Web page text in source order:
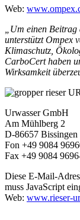
Web:
„Um einen
unterstützt Ompex
Klimaschutz,
CarboCert haben
Wirksamkeit
Urwasser GmbH
Am Mühlberg 2
D-86657 Bissingen
Fon +49 9084
Fax +49 9084
Diese E-Mail-
muss JavaScript
Web: www.rieser-